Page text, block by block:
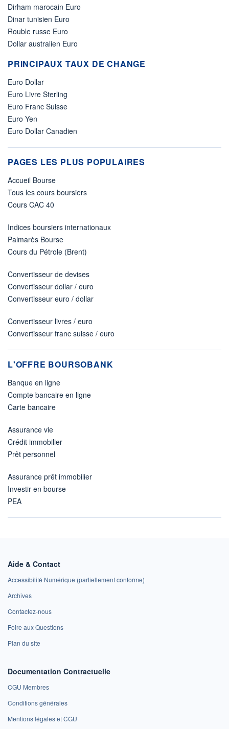
Dirham marocain Euro
Dinar tunisien Euro
Rouble russe Euro
Dollar australien Euro
PRINCIPAUX TAUX DE CHANGE
Euro Dollar
Euro Livre Sterling
Euro Franc Suisse
Euro Yen
Euro Dollar Canadien
PAGES LES PLUS POPULAIRES
Accueil Bourse
Tous les cours boursiers
Cours CAC 40
Indices boursiers internationaux
Palmarès Bourse
Cours du Pétrole (Brent)
Convertisseur de devises
Convertisseur dollar / euro
Convertisseur euro / dollar
Convertisseur livres / euro
Convertisseur franc suisse / euro
L'OFFRE BOURSOBANK
Banque en ligne
Compte bancaire en ligne
Carte bancaire
Assurance vie
Crédit immobilier
Prêt personnel
Assurance prêt immobilier
Investir en bourse
PEA
Aide & Contact
Accessibilité Numérique (partiellement conforme)
Archives
Contactez-nous
Foire aux Questions
Plan du site
Documentation Contractuelle
CGU Membres
Conditions générales
Mentions légales et CGU